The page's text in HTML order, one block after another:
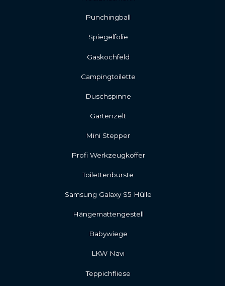
Punchingball
Spiegelfolie
Gaskochfeld
Campingtoilette
Duschspinne
Gartenzelt
Mini Stepper
Profi Werkzeugkoffer
Toilettenbürste
Samsung Galaxy S5 Hülle
Hängemattengestell
Babywiege
LKW Navi
Teppichfliese